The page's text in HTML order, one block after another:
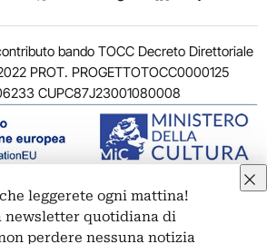
bando TOCC Decreto Direttoriale
PROT. PROGETTOTOCC0000125
CUPC87J23001080008
srl – Corso Vittorio Emanuele II, 287 –
leggerete ogni mattina!
newsletter quotidiana di
perdere nessuna notizia